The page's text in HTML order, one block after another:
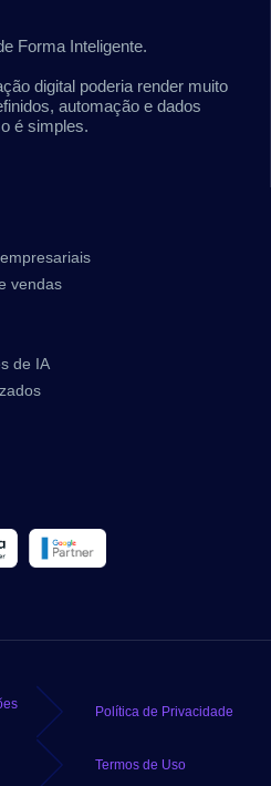
Forma Inteligente.
digital poderia render muito
automação e dados
é simples.
vendas
de IA
Política de Privacidade
Termos de Uso